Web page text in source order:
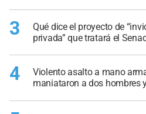
3
Qué dice el proyecto de
privada” que tratará el
4
Violento asalto a mano
maniataron a dos hombres